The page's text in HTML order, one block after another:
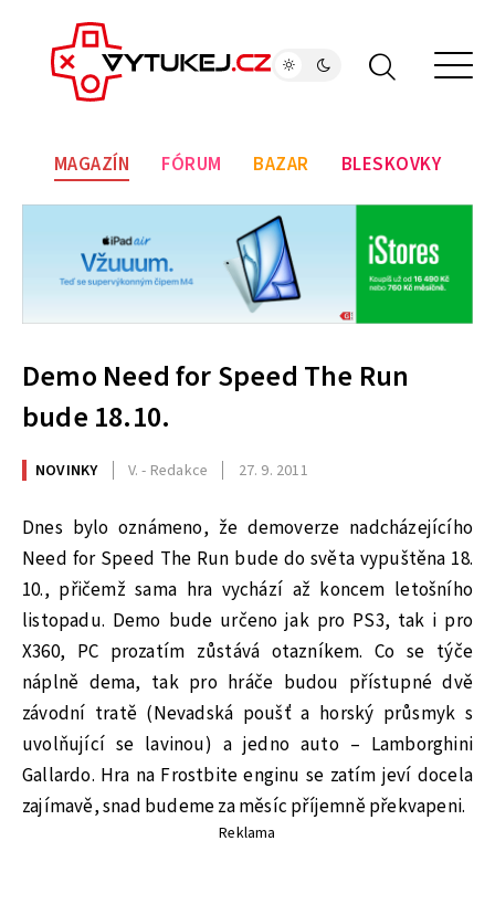
MAGAZÍN FÓRUM BAZAR BLESKOVKY
Demo Need for Speed The Run
bude 18.10.
NOVINKY V. - Redakce 27. 9. 2011
Dnes bylo oznámeno, že demoverze nadcházejícího
Need for Speed The Run bude do světa vypuštěna 18.
10., přičemž sama hra vychází až koncem letošního
listopadu. Demo bude určeno jak pro PS3, tak i pro
X360, PC prozatím zůstává otazníkem. Co se týče
náplně dema, tak pro hráče budou přístupné dvě
závodní tratě (Nevadská poušť a horský průsmyk s
uvolňující se lavinou) a jedno auto – Lamborghini
Gallardo. Hra na Frostbite enginu se zatím jeví docela
zajímavě, snad budeme za měsíc příjemně překvapeni.
Reklama